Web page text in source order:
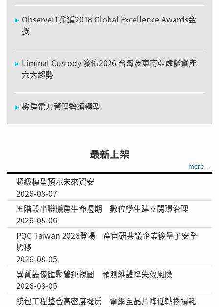
ObserveIT榮獲2018 Global Excellence Awards金
獎
Liminal Custody 發佈2026 台灣及東南亞虛擬資產
六大趨勢
機房電力管理勢須轉型
最新上架
more →
超級模型預示未來資安
2026-08-07
五階段串聯機房生命週期 數位孿生建立閉環治理
2026-08-06
PQC Taiwan 2026登場 產官研共議企業後量子安全
遷移
2026-08-05
異質設備匯聚營運視圖 預測維護降失效風險
2026-08-05
統包工程整合高密度機房 電網至晶片降低轉換損耗